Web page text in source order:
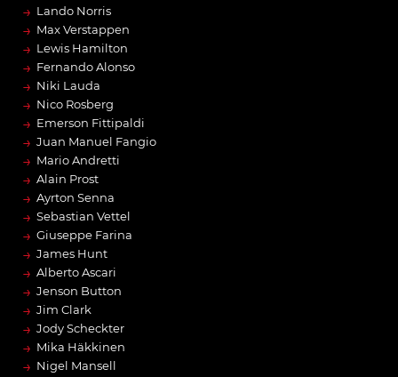
→ Lando Norris
→ Max Verstappen
→ Lewis Hamilton
→ Fernando Alonso
→ Niki Lauda
→ Nico Rosberg
→ Emerson Fittipaldi
→ Juan Manuel Fangio
→ Mario Andretti
→ Alain Prost
→ Ayrton Senna
→ Sebastian Vettel
→ Giuseppe Farina
→ James Hunt
→ Alberto Ascari
→ Jenson Button
→ Jim Clark
→ Jody Scheckter
→ Mika Häkkinen
→ Nigel Mansell